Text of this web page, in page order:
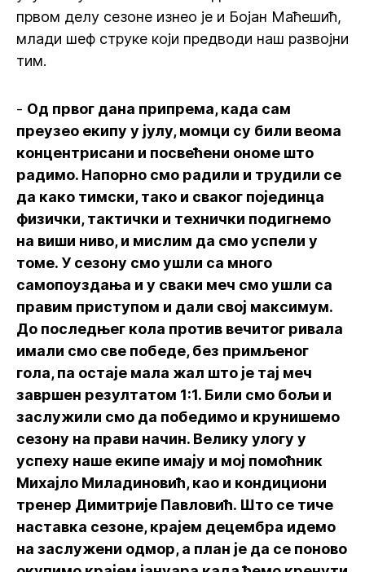
првом делу сезоне изнео је и Бојан Маћешић,
млади шеф струке који предводи наш развојни
тим.
- Од првог дана припрема, када сам
преузео екипу у јулу, момци су били веома
концентрисани и посвећени ономе што
радимо. Напорно смо радили и трудили се
да како тимски, тако и сваког појединца
физички, тактички и технички подигнемо
на виши ниво, и мислим да смо успели у
томе. У сезону смо ушли са много
самопоуздања и у сваки меч смо ушли са
правим приступом и дали свој максимум.
До последњег кола против вечитог ривала
имали смо све победе, без примљеног
гола, па остаје мала жал што је тај меч
завршен резултатом 1:1. Били смо бољи и
заслужили смо да победимо и крунишемо
сезону на прави начин. Велику улогу у
успеху наше екипе имају и мој помоћник
Михајло Миладиновић, као и кондициони
тренер Димитрије Павловић. Што се тиче
наставка сезоне, крајем децембра идемо
на заслужени одмор, а план је да се поново